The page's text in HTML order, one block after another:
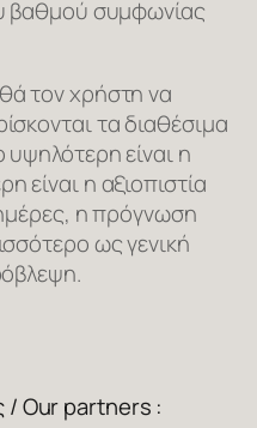
βαθμού συμφωνίας
τον χρήστη να
τα διαθέσιμα
είναι η
είναι η αξιοπιστία
η πρόγνωση
ως γενική
/ Our partners :